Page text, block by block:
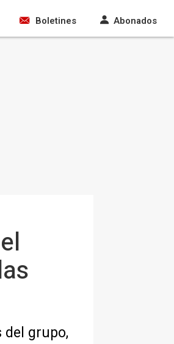
Boletines Abonados
grupo,